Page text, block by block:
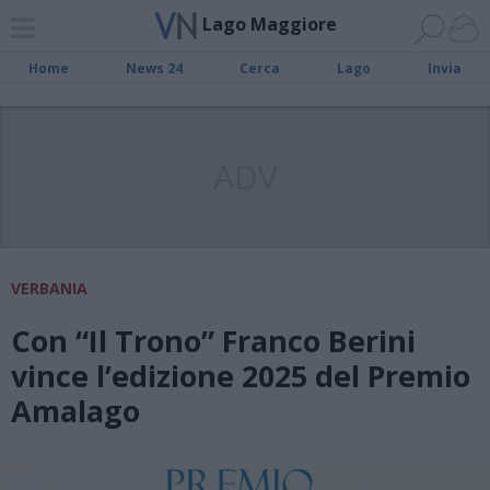
Lago Maggiore
Home News 24 Cerca Lago Invia
VERBANIA
Con “Il Trono” Franco Berini
vince l’edizione 2025 del Premio
Amalago